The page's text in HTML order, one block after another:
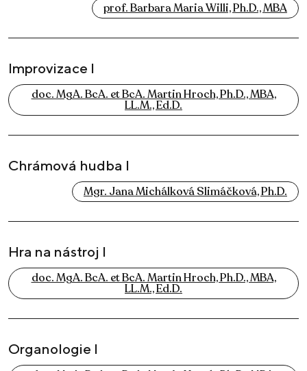
prof. Barbara Maria Willi, Ph.D., MBA
Improvizace I
doc. MgA. BcA. et BcA. Martin Hroch, Ph.D., MBA,
LL.M., Ed.D.
Chrámová hudba I
Mgr. Jana Michálková Slimáčková, Ph.D.
Hra na nástroj I
doc. MgA. BcA. et BcA. Martin Hroch, Ph.D., MBA,
LL.M., Ed.D.
Organologie I